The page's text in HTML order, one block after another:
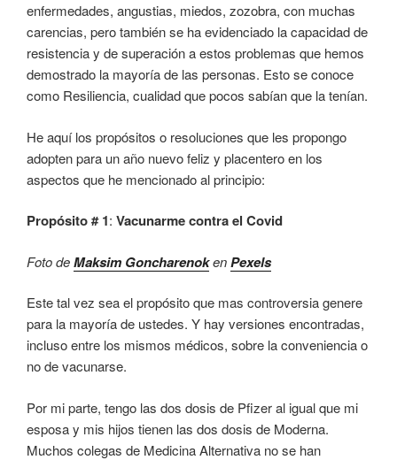
enfermedades, angustias, miedos, zozobra, con muchas
carencias, pero también se ha evidenciado la capacidad de
resistencia y de superación a estos problemas que hemos
demostrado la mayoría de las personas. Esto se conoce
como Resiliencia, cualidad que pocos sabían que la tenían.
He aquí los propósitos o resoluciones que les propongo
adopten para un año nuevo feliz y placentero en los
aspectos que he mencionado al principio:
Propósito # 1: Vacunarme contra el Covid
Foto deMaksim GoncharenokenPexels
Este tal vez sea el propósito que mas controversia genere
para la mayoría de ustedes. Y hay versiones encontradas,
incluso entre los mismos médicos, sobre la conveniencia o
no de vacunarse.
Por mi parte, tengo las dos dosis de Pfizer al igual que mi
esposa y mis hijos tienen las dos dosis de Moderna.
Muchos colegas de Medicina Alternativa no se han